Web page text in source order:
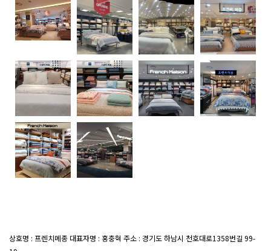
상호명 : 프렌치메종 대표자명 : 홍충혁 주소 : 경기도 하남시 천호대로1358번길 99-